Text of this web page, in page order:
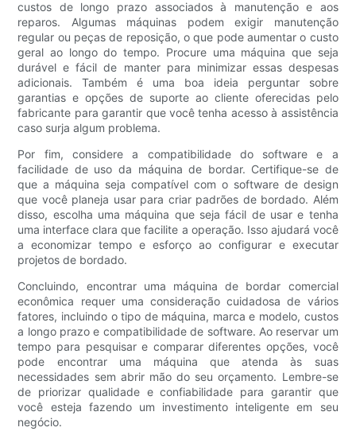
custos de longo prazo associados à manutenção e aos
reparos. Algumas máquinas podem exigir manutenção
regular ou peças de reposição, o que pode aumentar o custo
geral ao longo do tempo. Procure uma máquina que seja
durável e fácil de manter para minimizar essas despesas
adicionais. Também é uma boa ideia perguntar sobre
garantias e opções de suporte ao cliente oferecidas pelo
fabricante para garantir que você tenha acesso à assistência
caso surja algum problema.
Por fim, considere a compatibilidade do software e a
facilidade de uso da máquina de bordar. Certifique-se de
que a máquina seja compatível com o software de design
que você planeja usar para criar padrões de bordado. Além
disso, escolha uma máquina que seja fácil de usar e tenha
uma interface clara que facilite a operação. Isso ajudará você
a economizar tempo e esforço ao configurar e executar
projetos de bordado.
Concluindo, encontrar uma máquina de bordar comercial
econômica requer uma consideração cuidadosa de vários
fatores, incluindo o tipo de máquina, marca e modelo, custos
a longo prazo e compatibilidade de software. Ao reservar um
tempo para pesquisar e comparar diferentes opções, você
pode encontrar uma máquina que atenda às suas
necessidades sem abrir mão do seu orçamento. Lembre-se
de priorizar qualidade e confiabilidade para garantir que
você esteja fazendo um investimento inteligente em seu
negócio.